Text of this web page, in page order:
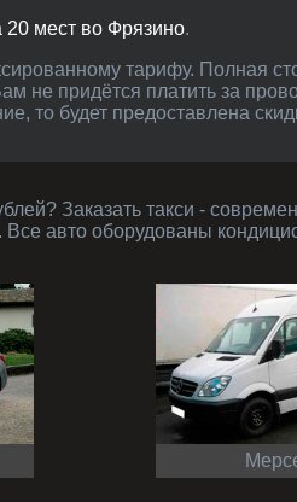
20 мест во Фрязино.
не придётся платить за
то будет предоставлена
авто оборудованы